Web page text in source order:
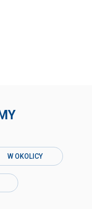
W OKOLICY